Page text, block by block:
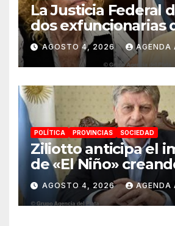
La Justicia Federal
dos exfuncionarias
ANMAT y el INAME
causa del fentanilo
contaminado
AGOSTO 4, 2026 AGENDA
POLÍTICA PROVINCIAS SOCIEDAD
Ziliotto anticipa el
de «El Niño»
«Unidad de
proteger el territorio
pampeano
AGOSTO 4, 2026 AGENDA